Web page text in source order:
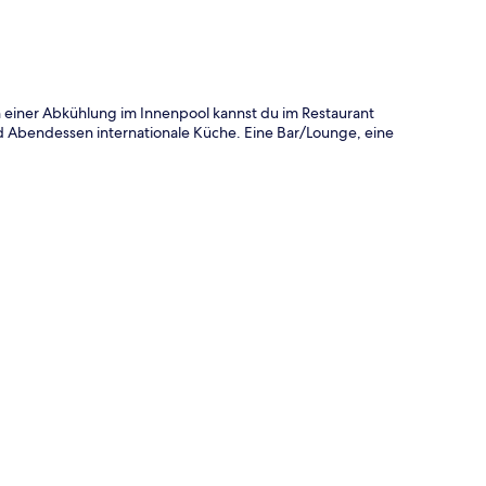
Abkühlung im Innenpool kannst du im Restaurant
internationale Küche. Eine Bar/Lounge, eine